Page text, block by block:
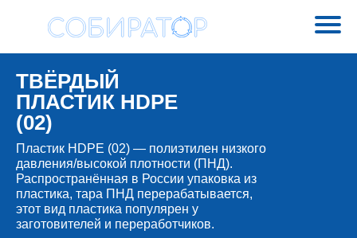
ТВЁРДЫЙ
ПЛАСТИК HDPE
(02)
Пластик HDPE (02) — полиэтилен низкого
давления/высокой плотности (ПНД).
Распространённая в России упаковка из
пластика, тара ПНД перерабатывается,
этот вид пластика популярен у
заготовителей и переработчиков.